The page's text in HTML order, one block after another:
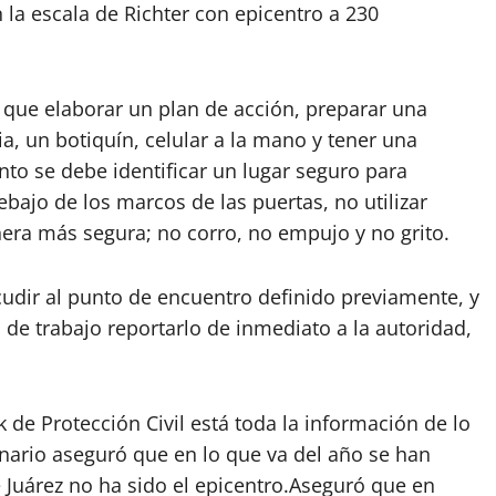
escala de Richter con epicentro a 230
elaborar un plan de acción, preparar una
un botiquín, celular a la mano y tener una
se debe identificar un lugar seguro para
de los marcos de las puertas, no utilizar
más segura; no corro, no empujo y no grito.
al punto de encuentro definido previamente, y
trabajo reportarlo de inmediato a la autoridad,
de Protección Civil está toda la información de lo
aseguró que en lo que va del año se han
no ha sido el epicentro.Aseguró que en